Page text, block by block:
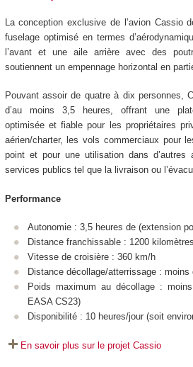
La conception exclusive de l’avion Cassio
fuselage optimisé en termes
l’avant et une aile arrière avec des
soutiennent un empennage horizontal en
Pouvant assoir de quatre à dix personnes,
d’au moins 3,5 heures, offrant une
optimisée et fiable pour les propriétaires
aérien/charter, les vols commerciaux pour
point et pour une utilisation dans d’autres
services publics tel que la livraison ou
Performance
Autonomie : 3,5 heures de (extension
Distance franchissable : 1200 kilomètres
Vitesse de croisière : 360 km/h
Distance décollage/atterrissage : moins
Poids maximum au décollage :
EASA CS23)
Disponibilité : 10 heures/jour (soit
En savoir plus sur le projet Cassio